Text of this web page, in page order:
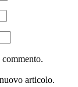
articolo.